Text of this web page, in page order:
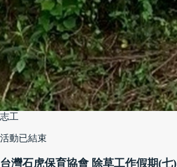
志工
活動已結束
台灣石虎保育協會 除草工作假期(七)